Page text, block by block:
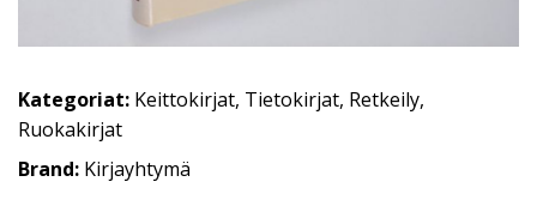
Kategoriat: Keittokirjat, Tietokirjat, Retkeily,
Ruokakirjat
Brand: Kirjayhtymä